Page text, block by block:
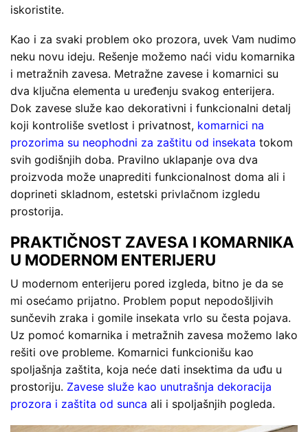
iskoristite.
Kao i za svaki problem oko prozora, uvek Vam nudimo
neku novu ideju. Rešenje možemo naći vidu komarnika
i metražnih zavesa. Metražne zavese i komarnici su
dva ključna elementa u uređenju svakog enterijera.
Dok zavese služe kao dekorativni i funkcionalni detalj
koji kontroliše svetlost i privatnost, komarnici na
prozorima su neophodni za zaštitu od insekata tokom
svih godišnjih doba. Pravilno uklapanje ova dva
proizvoda može unaprediti funkcionalnost doma ali i
doprineti skladnom, estetski privlačnom izgledu
prostorija.
PRAKTIČNOST ZAVESA I KOMARNIKA
U MODERNOM ENTERIJERU
U modernom enterijeru pored izgleda, bitno je da se
mi osećamo prijatno. Problem poput nepodošljivih
sunčevih zraka i gomile insekata vrlo su česta pojava.
Uz pomoć komarnika i metražnih zavesa možemo lako
rešiti ove probleme. Komarnici funkcionišu kao
spoljašnja zaštita, koja neće dati insektima da uđu u
prostoriju. Zavese služe kao unutrašnja dekoracija
prozora i zaštita od sunca ali i spoljašnjih pogleda.